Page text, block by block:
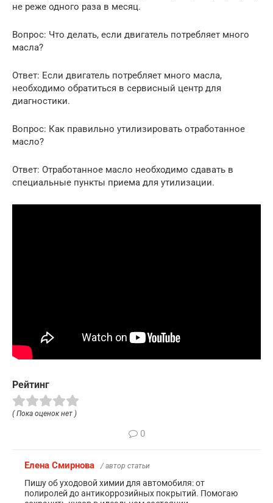
не реже одного раза в месяц.
Вопрос: Что делать, если двигатель потребляет много
масла?
Ответ: Если двигатель потребляет много масла,
необходимо обратиться в сервисный центр для
диагностики.
Вопрос: Как правильно утилизировать отработанное
масло?
Ответ: Отработанное масло необходимо сдавать в
специальные пункты приема для утилизации.
Рейтинг
( Пока оценок нет )
0
Елена Смирнова / автор статьи
Пишу об уходовой химии для автомобиля: от
полиролей до антикоррозийных покрытий. Помогаю